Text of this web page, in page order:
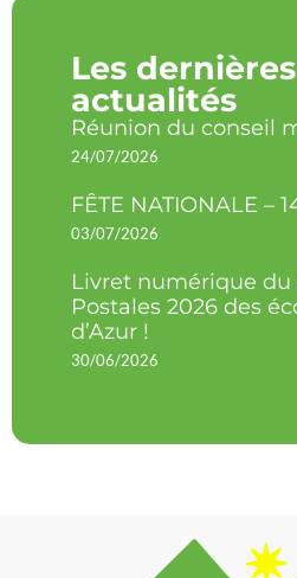
Les dernières
actualités
Réunion du conseil
24/07/2026
FÊTE NATIONALE –
03/07/2026
Livret numérique du
Postales 2026 des
d’Azur !
30/06/2026